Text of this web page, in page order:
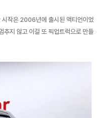
시작은 2006년에 출시된 액티언이었
추지 않고 이걸 또 픽업트럭으로 만들